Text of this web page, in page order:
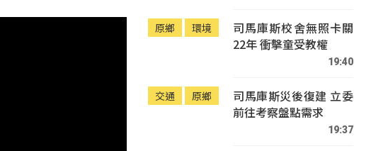
原鄉 環境
司馬庫斯校舍無照卡關
22年 衝擊童受教權
19:40
交通 原鄉
司馬庫斯災後復建 立委
前往考察盤點需求
19:37